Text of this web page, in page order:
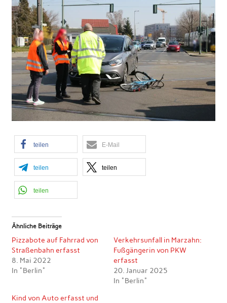
teilen E-Mail
teilen teilen
teilen
Ähnliche Beiträge
Pizzabote auf Fahrrad von
Straßenbahn erfasst
8. Mai 2022
In "Berlin"
Verkehrsunfall in Marzahn:
Fußgängerin von PKW
erfasst
20. Januar 2025
In "Berlin"
Kind von Auto erfasst und